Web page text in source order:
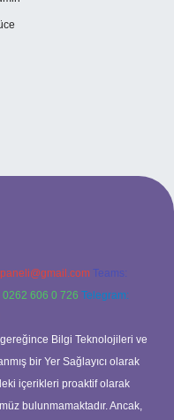
Teams:
0262 606 0 726 Telegram:
Bilgi Teknolojileri ve
bir Yer Sağlayıcı olarak
içerikleri proaktif olarak
bulunmamaktadır. Ancak,